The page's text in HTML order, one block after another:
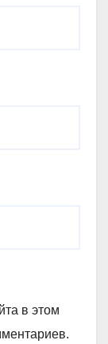
в этом